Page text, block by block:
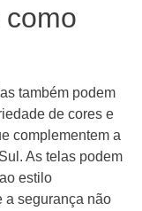
também podem
de cores e
complementem a
As telas podem
estilo
a segurança não